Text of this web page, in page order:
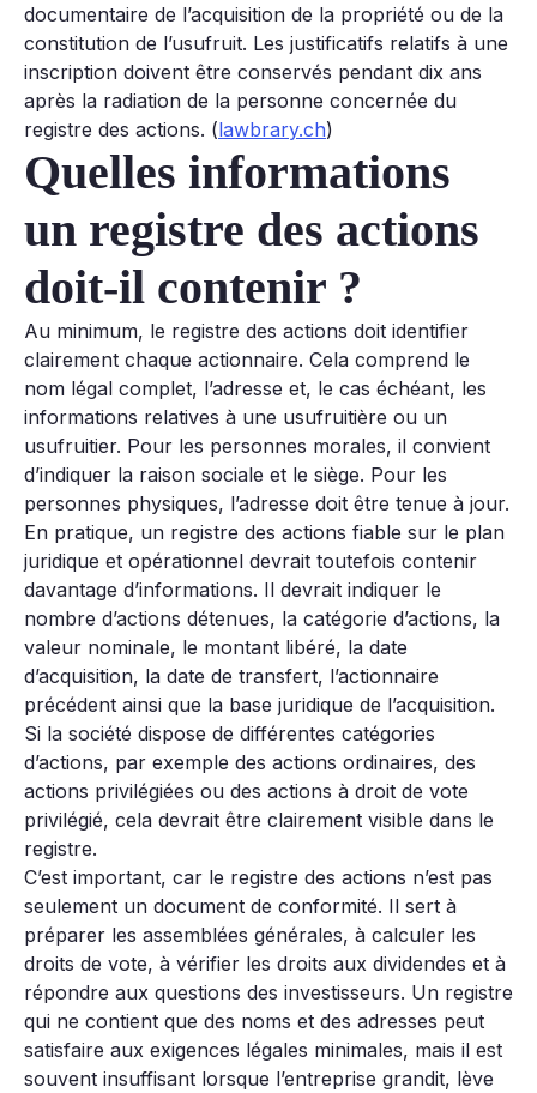
documentaire de l’acquisition de la propriété ou de la
constitution de l’usufruit. Les justificatifs relatifs à une
inscription doivent être conservés pendant dix ans
après la radiation de la personne concernée du
registre des actions. (lawbrary.ch)
Quelles informations
un registre des actions
doit-il contenir ?
Au minimum, le registre des actions doit identifier
clairement chaque actionnaire. Cela comprend le
nom légal complet, l’adresse et, le cas échéant, les
informations relatives à une usufruitière ou un
usufruitier. Pour les personnes morales, il convient
d’indiquer la raison sociale et le siège. Pour les
personnes physiques, l’adresse doit être tenue à jour.
En pratique, un registre des actions fiable sur le plan
juridique et opérationnel devrait toutefois contenir
davantage d’informations. Il devrait indiquer le
nombre d’actions détenues, la catégorie d’actions, la
valeur nominale, le montant libéré, la date
d’acquisition, la date de transfert, l’actionnaire
précédent ainsi que la base juridique de l’acquisition.
Si la société dispose de différentes catégories
d’actions, par exemple des actions ordinaires, des
actions privilégiées ou des actions à droit de vote
privilégié, cela devrait être clairement visible dans le
registre.
C’est important, car le registre des actions n’est pas
seulement un document de conformité. Il sert à
préparer les assemblées générales, à calculer les
droits de vote, à vérifier les droits aux dividendes et à
répondre aux questions des investisseurs. Un registre
qui ne contient que des noms et des adresses peut
satisfaire aux exigences légales minimales, mais il est
souvent insuffisant lorsque l’entreprise grandit, lève